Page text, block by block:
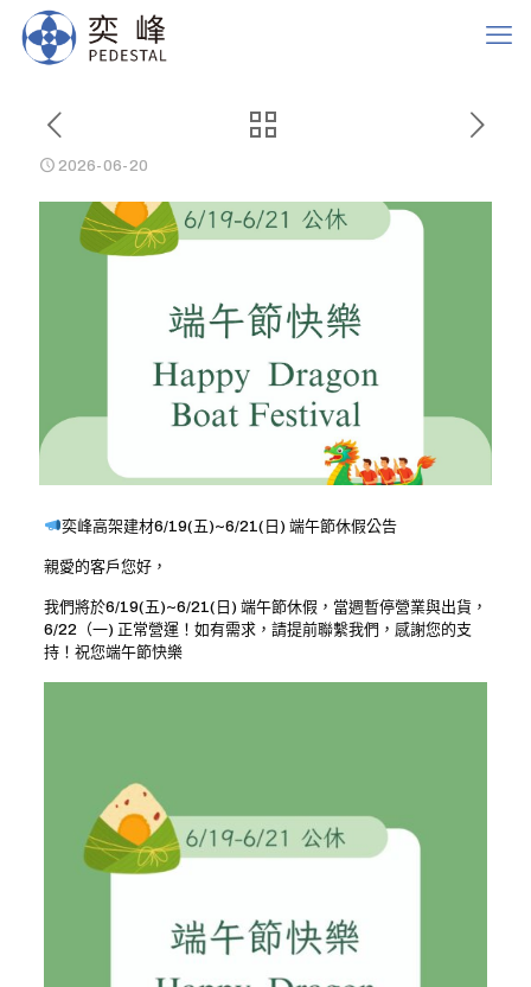
2026-06-20
奕峰高架建材6/19(五)~6/21(日) 端午節休假公告
親愛的客戶您好，
我們將於6/19(五)~6/21(日) 端午節休假，當週暫停營業與出貨，
6/22（一) 正常營運！如有需求，請提前聯繫我們，感謝您的支
持！祝您端午節快樂